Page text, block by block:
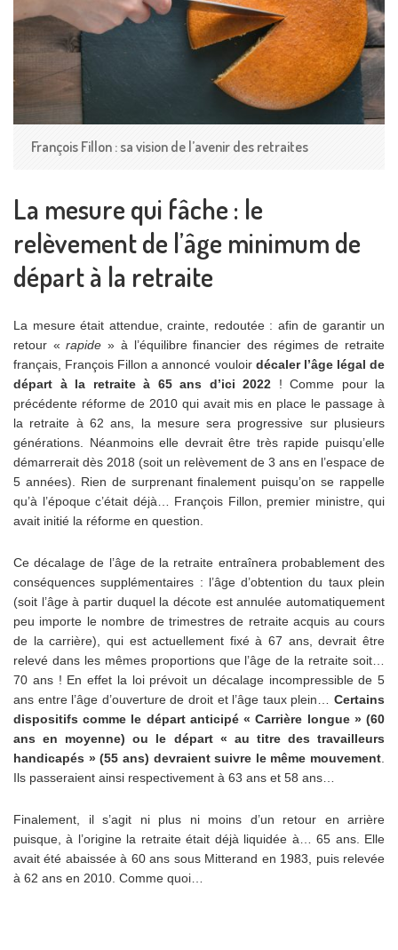
François Fillon : sa vision de l’avenir des retraites
La mesure qui fâche : le
relèvement de l’âge minimum de
départ à la retraite
La mesure était attendue, crainte, redoutée : afin de garantir un
retour «rapide » à l’équilibre financier des régimes de retraite
français, François Fillon a annoncé vouloir décaler l’âge légal de
départ à la retraite à 65 ans d’ici 2022 ! Comme pour la
précédente réforme de 2010 qui avait mis en place le passage à
la retraite à 62 ans, la mesure sera progressive sur plusieurs
générations. Néanmoins elle devrait être très rapide puisqu’elle
démarrerait dès 2018 (soit un relèvement de 3 ans en l’espace de
5 années). Rien de surprenant finalement puisqu’on se rappelle
qu’à l’époque c’était déjà… François Fillon, premier ministre, qui
avait initié la réforme en question.
Ce décalage de l’âge de la retraite entraînera probablement des
conséquences supplémentaires : l’âge d’obtention du taux plein
(soit l’âge à partir duquel la décote est annulée automatiquement
peu importe le nombre de trimestres de retraite acquis au cours
de la carrière), qui est actuellement fixé à 67 ans, devrait être
relevé dans les mêmes proportions que l’âge de la retraite soit…
70 ans ! En effet la loi prévoit un décalage incompressible de 5
ans entre l’âge d’ouverture de droit et l’âge taux plein… Certains
dispositifs comme le départ anticipé « Carrière longue » (60
ans en moyenne) ou le départ « au titre des travailleurs
handicapés » (55 ans) devraient suivre le même mouvement
Ils passeraient ainsi respectivement à 63 ans et 58 ans…
Finalement, il s’agit ni plus ni moins d’un retour en arrière
puisque, à l’origine la retraite était déjà liquidée à… 65 ans. Elle
avait été abaissée à 60 ans sous Mitterand en 1983, puis relevée
à 62 ans en 2010. Comme quoi…